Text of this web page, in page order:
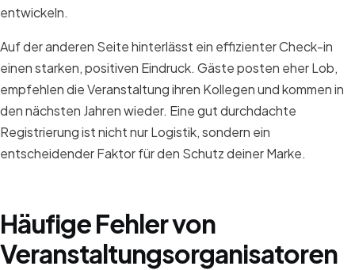
entwickeln.
Auf der anderen Seite hinterlässt ein effizienter Check-in
einen starken, positiven Eindruck. Gäste posten eher Lob,
empfehlen die Veranstaltung ihren Kollegen und kommen in
den nächsten Jahren wieder. Eine gut durchdachte
Registrierung ist nicht nur Logistik, sondern ein
entscheidender Faktor für den Schutz deiner Marke.
Häufige Fehler von
Veranstaltungsorganisatoren